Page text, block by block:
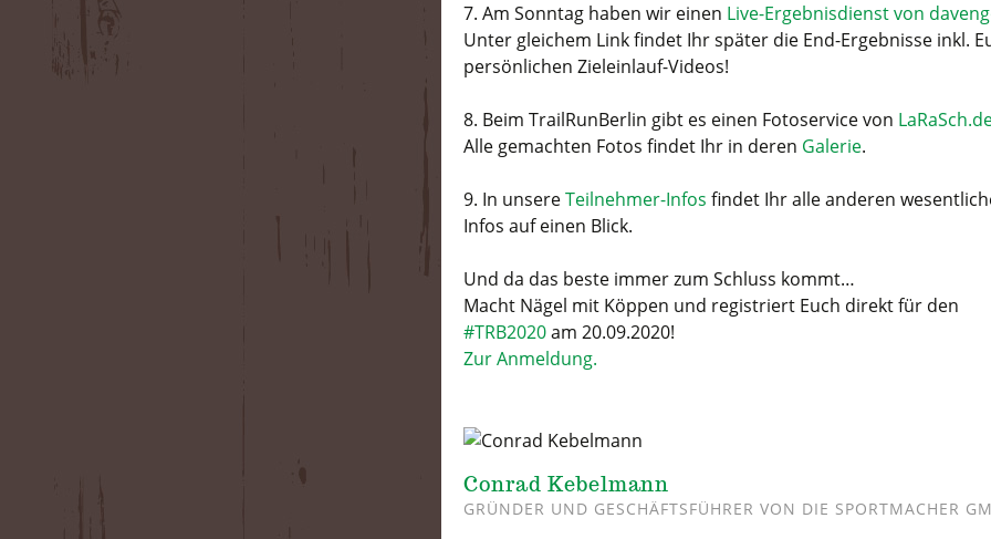
7. Am Sonntag haben wir einen Live-Ergebnisdienst von
Unter gleichem Link findet Ihr später die End-Ergebnisse inkl.
persönlichen Zieleinlauf-Videos!
8. Beim TrailRunBerlin gibt es einen Fotoservice von
Alle gemachten Fotos findet Ihr in deren Galerie.
9. In unsereTeilnehmer-Infos findet Ihr alle anderen
Infos auf einen Blick.
Und da das beste immer zum Schluss kommt…
Macht Nägel mit Köppen und registriert Euch direkt für den
#TRB2020am 20.09.2020!
Zur Anmeldung.
Conrad Kebelmann
GRÜNDER UND GESCHÄFTSFÜHRER VON DIE SPORTMACHER